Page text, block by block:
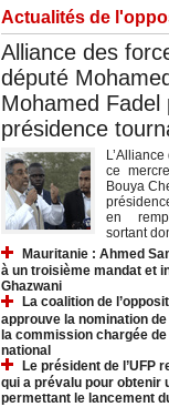
Actualités de
Alliance des
député
Mohamed Fadel
présidence
ce
Bouya
en
sortant
Mauritanie : Ahmed
à un troisième mandat et
Ghazwani
La coalition de
approuve la nomination
la commission chargée
national
Le président de l’UFP
qui a prévalu pour obtenir
permettant le lancement